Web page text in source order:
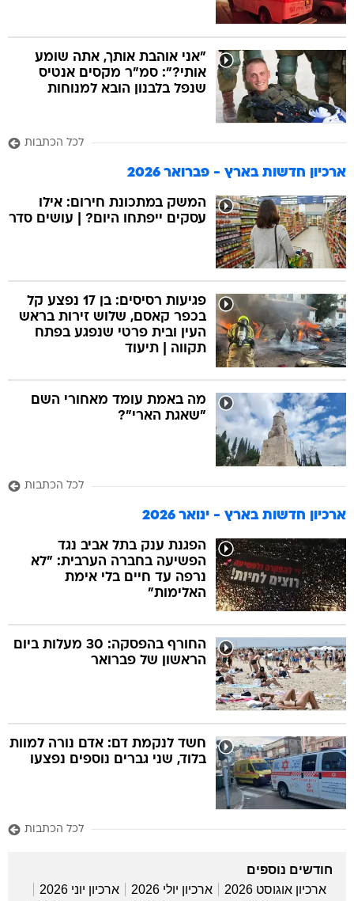
"אני אוהבת אותך, אתה שומע
אותי?": סמ"ר מקסים אנטיס
שנפל בלבנון הובא למנוחות
לכל הכתבות
ארכיון חדשות בארץ - פברואר 2026
המשק במתכונת חירום: אילו
עסקים ייפתחו היום? | עושים סדר
פגיעות רסיסים: בן 17 נפצע קל
בכפר קאסם, שלוש זירות בראש
העין ובית פרטי שנפגע בפתח
תקווה | תיעוד
מה באמת עומד מאחורי השם
"שאגת הארי"?
לכל הכתבות
ארכיון חדשות בארץ - ינואר 2026
הפגנת ענק בתל אביב נגד
הפשיעה בחברה הערבית: "לא
נרפה עד חיים בלי אימת
האלימות"
החורף בהפסקה: 30 מעלות ביום
הראשון של פברואר
חשד לנקמת דם: אדם נורה למוות
בלוד, שני גברים נוספים נפצעו
לכל הכתבות
חודשים נוספים
ארכיון אוגוסט 2026
ארכיון יולי 2026
ארכיון יוני 2026